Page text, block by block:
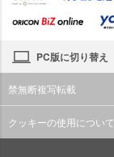
PC版に切り替え
禁無断複写転載
クッキーの使用について